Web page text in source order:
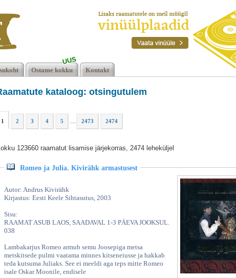
Ostame kokku
UUS
Kontakt
kataloog: otsingutulem
1 2 3 4 5 ... 2473 2474
123660 raamatut lisamise järjekorras, 2474 leheküljel
Romeo ja Julia. Kivirähk armastusest
Autor: Andrus Kivirähk
Kirjastus: Eesti Keele Sihtasutus, 2003
Sisu:
RAAMAT ASUB LAOS, SAADAVAL 1-3 PÄEVA JOOKSUL.
038
Lambakarjus Romeo armub semu Joosepiga metsa
metskitsede pulmi vaatama minnes kitseneiusse ja hakkab
teda kutsuma Juliaks. See ei meeldi aga teps mitte Romeo
isale Oskar Moonile, endisele